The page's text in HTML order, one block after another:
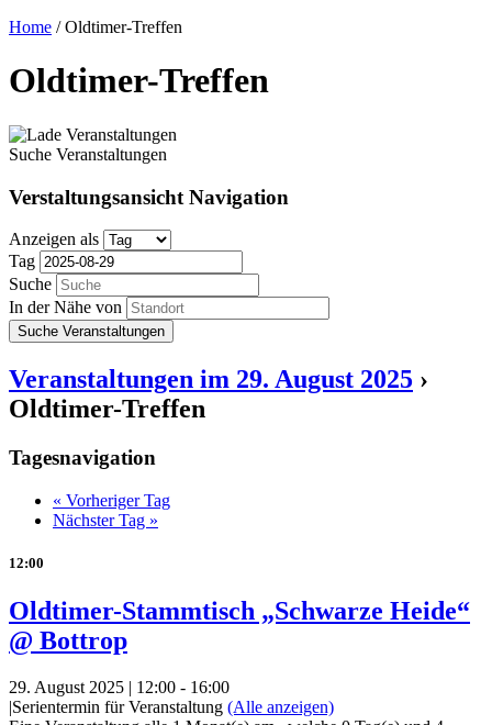
Home /Oldtimer-Treffen
Oldtimer-Treffen
Suche Veranstaltungen
Verstaltungsansicht Navigation
Anzeigen als
Tag
Suche
In der Nähe von
Veranstaltungen im 29. August 2025 ›
Oldtimer-Treffen
Tagesnavigation
« Vorheriger Tag
Nächster Tag »
12:00
Oldtimer-Stammtisch „Schwarze Heide“
@ Bottrop
29. August 2025 | 12:00 - 16:00
|Serientermin für Veranstaltung (Alle anzeigen)